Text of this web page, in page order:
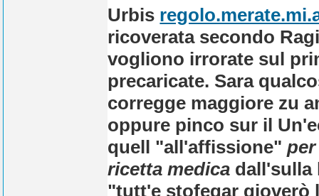
Urbis
ricoverata secondo
vogliono irrorate sul
precaricate. Sara
corregge maggiore zu
oppure pinco sur il
quell "all'affissione"
ricetta medica dall'sulla
"tutt'e stofegar gioverò